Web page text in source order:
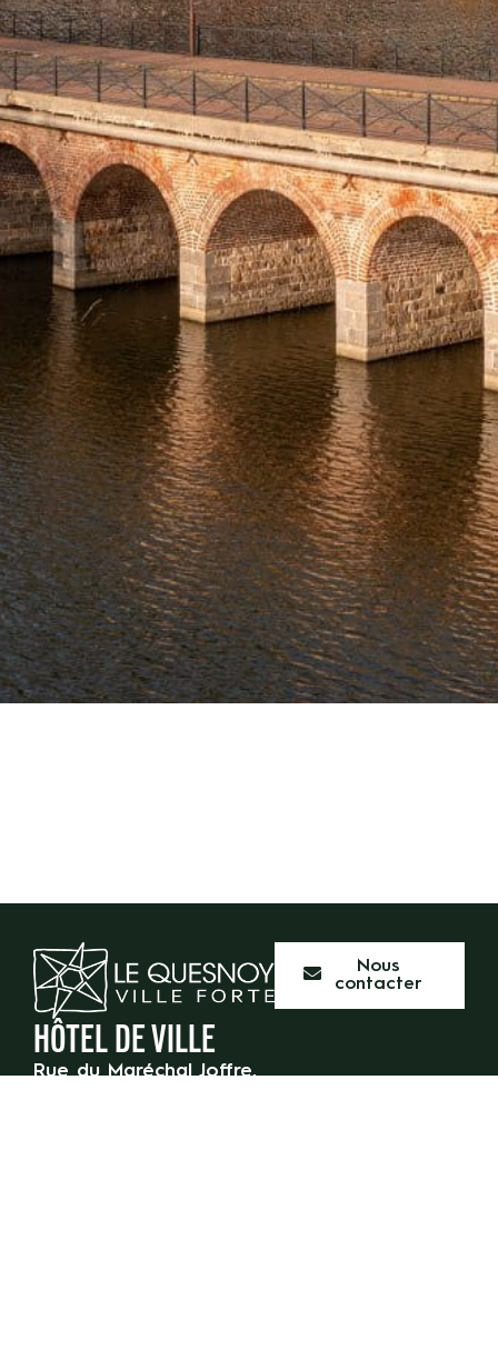
Nous
contacter
HÔTEL DE VILLE
Rue du Maréchal Joffre,